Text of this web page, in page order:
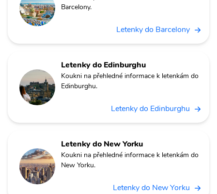
Barcelony.
Letenky do Barcelony
Letenky do Edinburghu
Koukni na přehledné informace k letenkám do
Edinburghu.
Letenky do Edinburghu
Letenky do New Yorku
Koukni na přehledné informace k letenkám do
New Yorku.
Letenky do New Yorku